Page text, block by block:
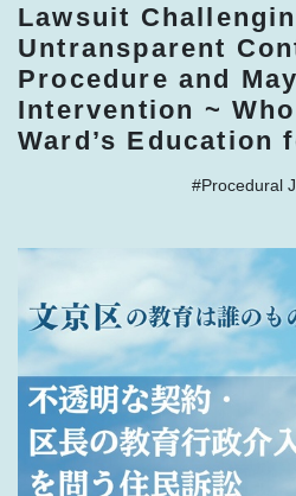
Lawsuit
Untransparent
Procedure and
Intervention ~
Ward’s Education
#Procedural